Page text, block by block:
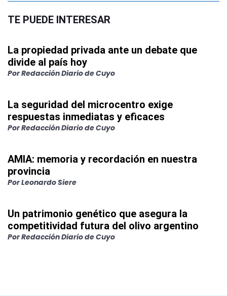
TE PUEDE INTERESAR
La propiedad privada ante un debate que
divide al país hoy
PorRedacción Diario de Cuyo
La seguridad del microcentro exige
respuestas inmediatas y eficaces
PorRedacción Diario de Cuyo
AMIA: memoria y recordación en nuestra
provincia
PorLeonardo Siere
Un patrimonio genético que asegura la
competitividad futura del olivo argentino
PorRedacción Diario de Cuyo